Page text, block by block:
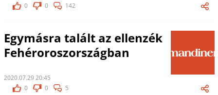
0
0 142
Egymásra talált az ellenzék
Fehéroroszországban
2020.07.29 20:45
0
0 5